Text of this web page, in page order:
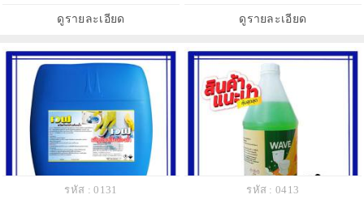
ดูรายละเอียด ดูรายละเอียด
รหัส : 0131
รหัส : 0413